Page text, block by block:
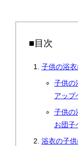
■目次
子供の浴
子供の
アップ
子供の
お団子
浴衣の子